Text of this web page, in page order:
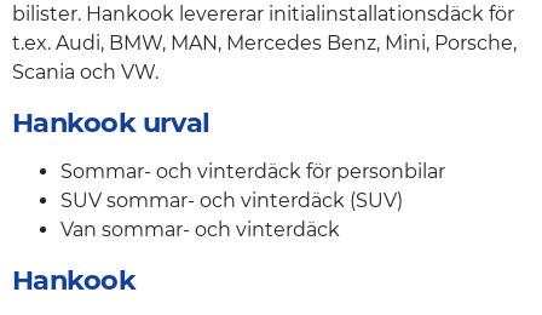
bilister. Hankook levererar initialinstallationsdäck för
t.ex. Audi, BMW, MAN, Mercedes Benz, Mini, Porsche,
Scania och VW.
Hankook urval
Sommar- och vinterdäck för personbilar
SUV sommar- och vinterdäck (SUV)
Van sommar- och vinterdäck
Hankook